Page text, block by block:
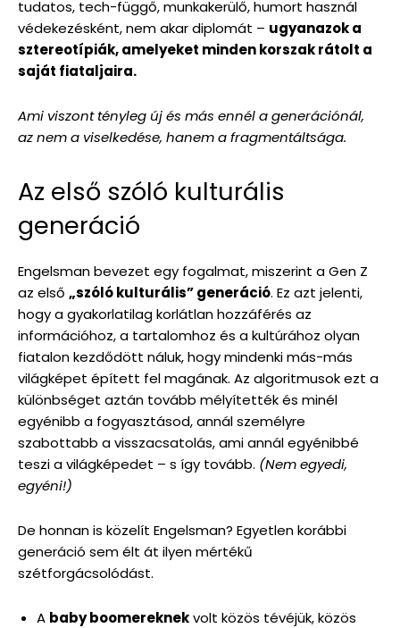
tudatos, tech-függő, munkakerülő, humort használ
védekezésként, nem akar diplomát – ugyanazok a
sztereotípiák, amelyeket minden korszak rátolt a
saját fiataljaira.
Ami viszont tényleg új és más ennél a generációnál,
az nem a viselkedése, hanem a fragmentáltsága.
Az első szóló kulturális
generáció
Engelsman bevezet egy fogalmat, miszerint a Gen Z
az első „szóló kulturális” generáció. Ez azt jelenti,
hogy a gyakorlatilag korlátlan hozzáférés az
információhoz, a tartalomhoz és a kultúrához olyan
fiatalon kezdődött náluk, hogy mindenki más-más
világképet épített fel magának. Az algoritmusok ezt a
különbséget aztán tovább mélyítették és minél
egyénibb a fogyasztásod, annál személyre
szabottabb a visszacsatolás, ami annál egyénibbé
teszi a világképedet – s így tovább. (Nem egyedi,
egyéni!)
De honnan is közelít Engelsman? Egyetlen korábbi
generáció sem élt át ilyen mértékű
szétforgácsolódást.
A baby boomereknekvolt közös tévéjük, közös